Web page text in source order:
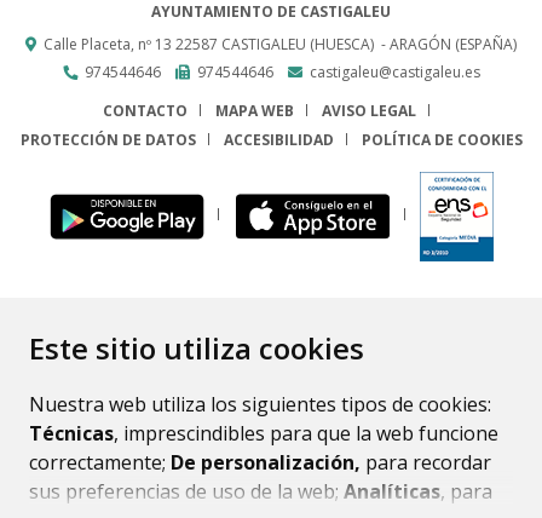
Este sitio utiliza cookies
Nuestra web utiliza los siguientes tipos de cookies:
Técnicas, imprescindibles para que la web funcione
correctamente; De personalización, para recordar
sus preferencias de uso de la web; Analíticas, para
AYUNTAMIENTO DE CASTIGALEU
Calle Placeta, nº 13 22587 CASTIGALEU (HUESCA) - ARAGÓN (ESPAÑA)
974544646
974544646
castigaleu@castigaleu.es
CONTACTO
MAPA WEB
AVISO LEGAL
PROTECCIÓN DE DATOS
ACCESIBILIDAD POLÍTICA DE COOKIES